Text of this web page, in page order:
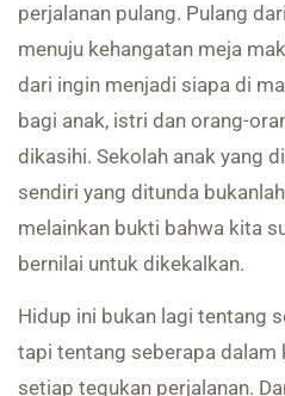
perjalanan pulang. Pulang
menuju kehangatan meja
dari ingin menjadi siapa di
bagi anak, istri dan orang-
dikasihi. Sekolah anak yang
sendiri yang ditunda
melainkan bukti bahwa kita
bernilai untuk dikekalkan.
Hidup ini bukan lagi tentang
tapi tentang seberapa dalam
setiap tegukan perjalanan.